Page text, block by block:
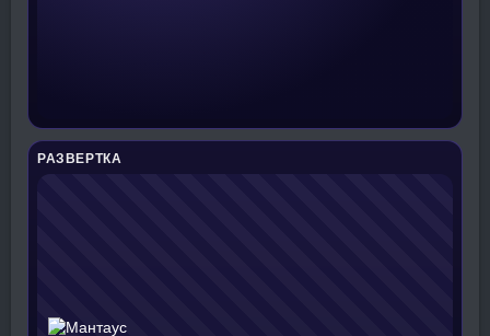
РАЗВЕРТКА